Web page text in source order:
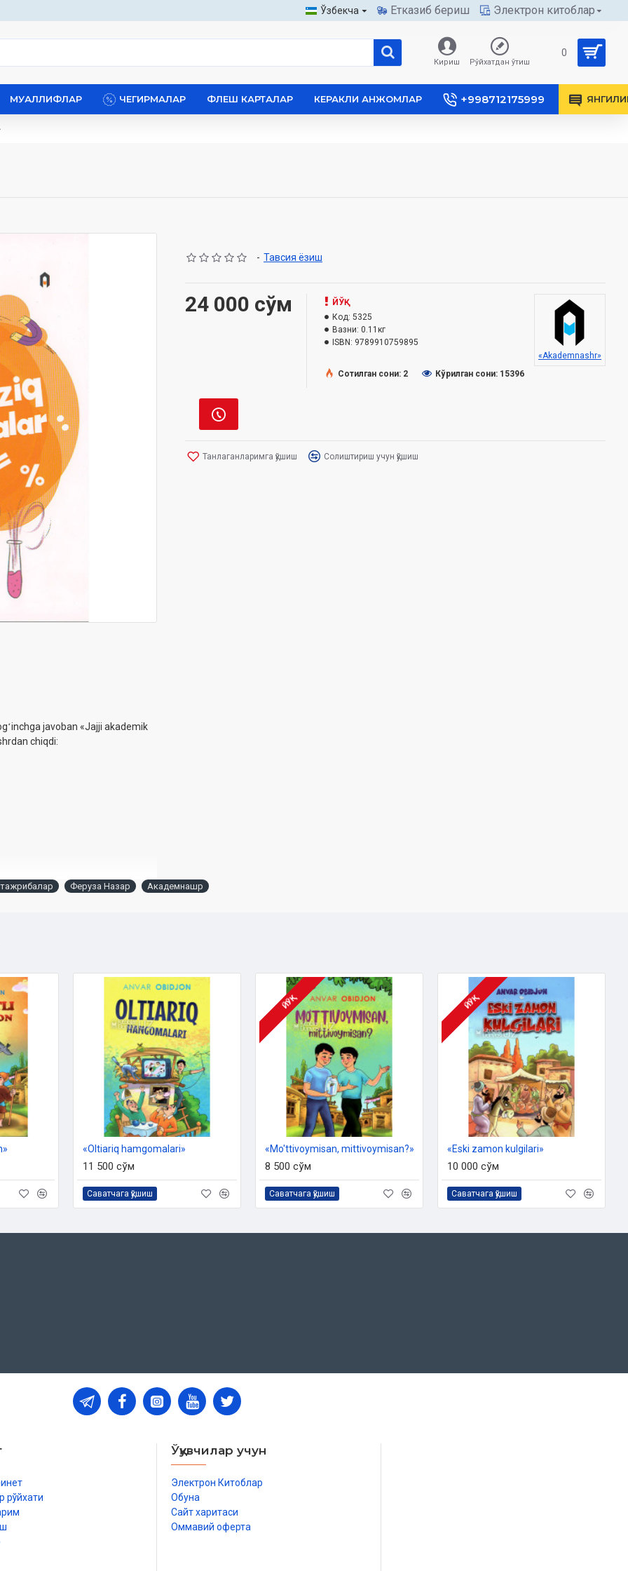
Ўзбекча Етказиб бериш Электрон китоблар
Кириш Рўйхатдан ўтиш
0
МУАЛЛИФЛАР ЧЕГИРМАЛАР ФЛЕШ КАРТАЛАР КЕРАКЛИ АНЖОМЛАР +998712175999
javoban «Jajji akademik
chiqdi:
- Тавсия ёзиш
24 000 сўм
ЙЎҚ
Код: 5325
Вазни: 0.11кг
ISBN: 9789910759895
«Akademnashr»
Сотилган сони: 2
Кўрилган сони: 15396
Танлаганларимга қўшиш Солиштириш учун қўшиш
Феруза Назар Академнашр
«Oltiariq hamgomalari»
11 500 сўм
Саватчага қўшиш
ЙЎҚ
«Mo'ttivoymisan, mittivoymisan?»
8 500 сўм
Саватчага қўшиш
ЙЎҚ
«Eski zamon kulgilari»
10 000 сўм
Саватчага қўшиш
рўйхати
Ўқувчилар учун
Электрон Китоблар
Обуна
Сайт харитаси
Оммавий оферта